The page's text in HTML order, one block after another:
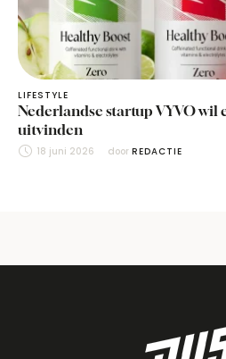
LIFESTYLE
Nederlandse startup VYVO
uitvinden
18 juni 2026 door REDACTIE